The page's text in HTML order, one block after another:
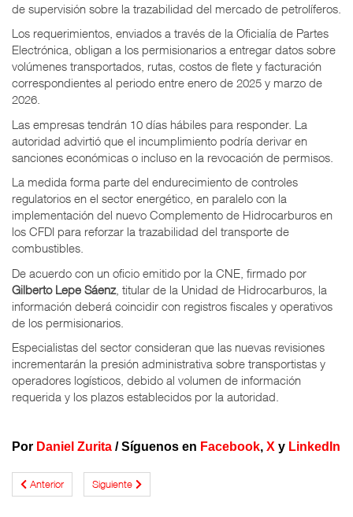
de supervisión sobre la trazabilidad del mercado de petrolíferos.
Los requerimientos, enviados a través de la Oficialía de Partes
Electrónica, obligan a los permisionarios a entregar datos sobre
volúmenes transportados, rutas, costos de flete y facturación
correspondientes al periodo entre enero de 2025 y marzo de
2026.
Las empresas tendrán 10 días hábiles para responder. La
autoridad advirtió que el incumplimiento podría derivar en
sanciones económicas o incluso en la revocación de permisos.
La medida forma parte del endurecimiento de controles
regulatorios en el sector energético, en paralelo con la
implementación del nuevo Complemento de Hidrocarburos en
los CFDI para reforzar la trazabilidad del transporte de
combustibles.
De acuerdo con un oficio emitido por la CNE, firmado por
Gilberto Lepe Sáenz, titular de la Unidad de Hidrocarburos, la
información deberá coincidir con registros fiscales y operativos
de los permisionarios.
Especialistas del sector consideran que las nuevas revisiones
incrementarán la presión administrativa sobre transportistas y
operadores logísticos, debido al volumen de información
requerida y los plazos establecidos por la autoridad.
Por Daniel Zurita /Síguenos en Facebook, X y LinkedIn
Anterior Siguiente